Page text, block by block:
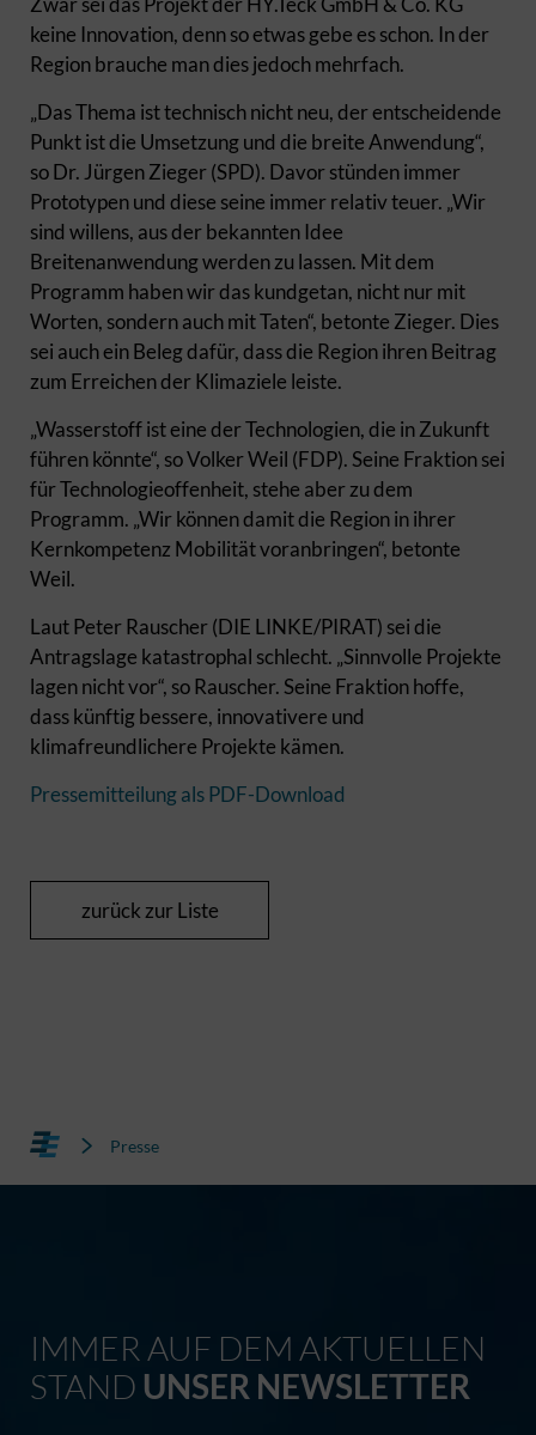
keine Innovation, denn so etwas gebe es schon. In der
Region brauche man dies jedoch mehrfach.
„Das Thema ist technisch nicht neu, der entscheidende
Punkt ist die Umsetzung und die breite Anwendung“,
so Dr. Jürgen Zieger (SPD). Davor stünden immer
Prototypen und diese seine immer relativ teuer. „Wir
sind willens, aus der bekannten Idee
Breitenanwendung werden zu lassen. Mit dem
Programm haben wir das kundgetan, nicht nur mit
Worten, sondern auch mit Taten“, betonte Zieger. Dies
sei auch ein Beleg dafür, dass die Region ihren Beitrag
zum Erreichen der Klimaziele leiste.
„Wasserstoff ist eine der Technologien, die in Zukunft
führen könnte“, so Volker Weil (FDP). Seine Fraktion sei
für Technologieoffenheit, stehe aber zu dem
Programm. „Wir können damit die Region in ihrer
Kernkompetenz Mobilität voranbringen“, betonte
Weil.
Laut Peter Rauscher (DIE LINKE/PIRAT) sei die
Antragslage katastrophal schlecht. „Sinnvolle Projekte
lagen nicht vor“, so Rauscher. Seine Fraktion hoffe,
dass künftig bessere, innovativere und
klimafreundlichere Projekte kämen.
Pressemitteilung als PDF-Download
zurück zur Liste
Presse
IMMER AUF DEM AKTUELLEN
STAND UNSER NEWSLETTER